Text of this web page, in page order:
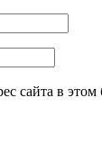
сайта в